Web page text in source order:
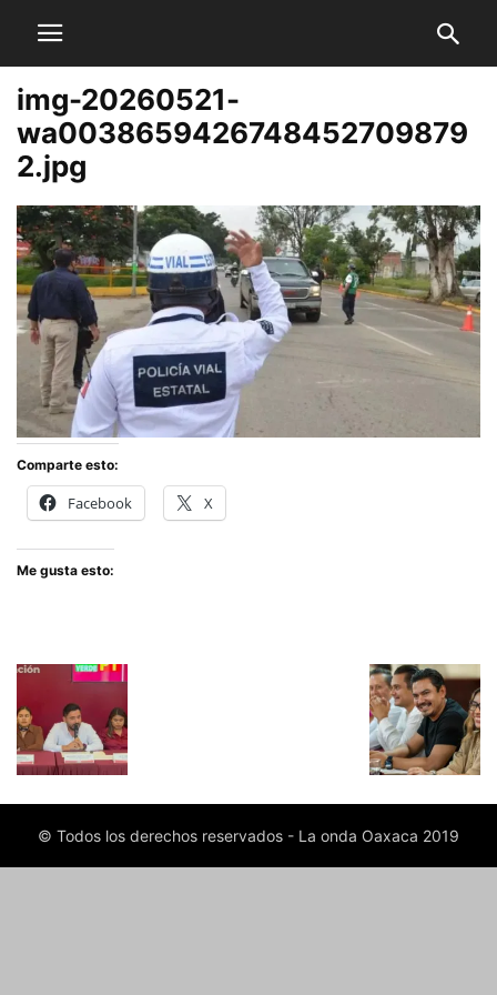
img-20260521-
wa0038659426748452709879
2.jpg
Comparte esto:
Facebook X
Me gusta esto:
© Todos los derechos reservados - La onda Oaxaca 2019